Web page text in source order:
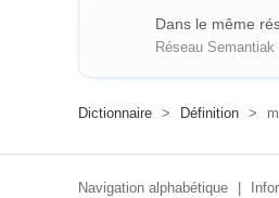
Dans le même
Réseau
Dictionnaire > Définition >
Navigation alphabétique